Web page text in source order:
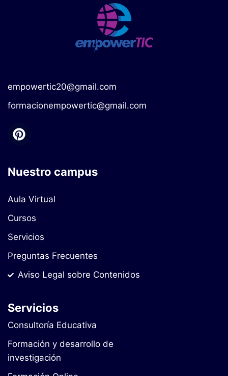
empowertic20@gmail.com
formacionempowertic@gmail.com
Nuestro campus
Aula Virtual
Cursos
Servicios
Preguntas Frecuentes
Aviso Legal sobre Contenidos
Servicios
Consultoría Educativa
Formación y desarrollo de
investigación